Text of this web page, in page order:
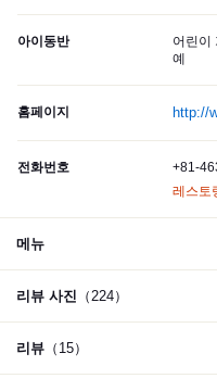
아이동반
어린이
예
홈페이지 http://
전화번호
+81-
레스토
메뉴
리뷰 사진 （224）
리뷰 （15）